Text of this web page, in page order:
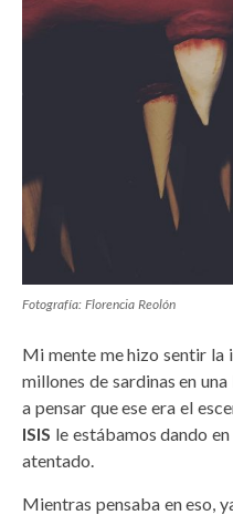
Fotografía: Florencia Reolón
Mi mente me hizo sentir la
millones de sardinas en
a pensar que ese era el
ISIS le estábamos dando
atentado.
Mientras pensaba en eso,